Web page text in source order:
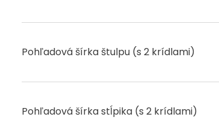
Pohľadová šírka štulpu (s 2 krídlami)
Pohľadová šírka stĺpika (s 2 krídlami)